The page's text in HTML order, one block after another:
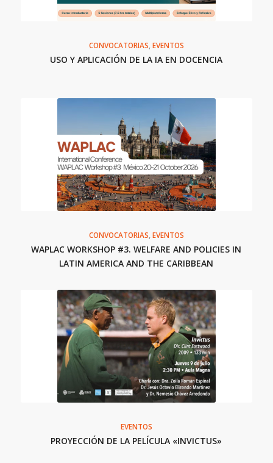
CONVOCATORIAS EVENTOS
USO Y APLICACIÓN DE LA IA EN DOCENCIA
CONVOCATORIAS EVENTOS
WAPLAC WORKSHOP #3. WELFARE AND POLICIES IN
LATIN AMERICA AND THE CARIBBEAN
EVENTOS
PROYECCIÓN DE LA PELÍCULA «INVICTUS»